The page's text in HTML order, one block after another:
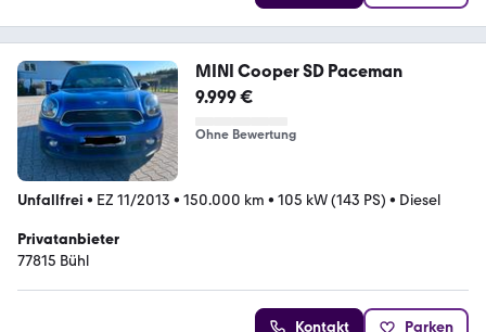
MINI Cooper SD Paceman
9.999 €
Ohne Bewertung
Unfallfrei • EZ 11/2013 • 150.000 km • 105 kW (143 PS) • Diesel
Privatanbieter
77815 Bühl
Kontakt Parken